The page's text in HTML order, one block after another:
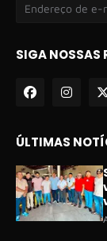
SIGA NOSSAS
ÚLTIMAS